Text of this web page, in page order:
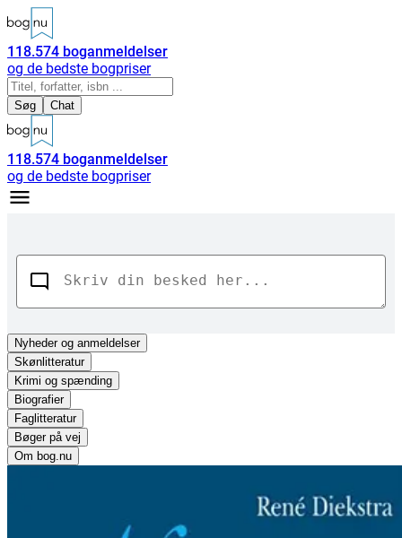
118.574 boganmeldelser
og de bedste bogpriser
Søg Chat
118.574 boganmeldelser
og de bedste bogpriser
Nyhederog anmeldelser
Skønlitteratur
Krimi og spænding
Biografier
Faglitteratur
Bøger på vej
Om bog.nu